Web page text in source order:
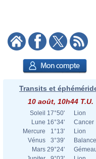
Transits et
10 août, 10h44 T.U.
Soleil 17°50'
Lion
Lune 16°34'
Cancer
Mercure
1°13'
Lion
Vénus
3°39'
Balance
Mars 29°24'